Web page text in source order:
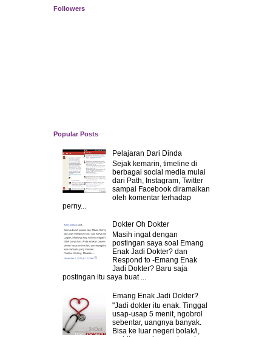
Followers
Popular Posts
Pelajaran Dari Dinda
Sejak kemarin, timeline di
berbagai social media mulai
dari Path, Instagram, Twitter
sampai Facebook diramaikan
oleh komentar terhadap
perny...
Dokter Oh Dokter
Masih ingat dengan
postingan saya soal Emang
Enak Jadi Dokter? dan
Respond to -Emang Enak
Jadi Dokter? Baru saja
postingan itu saya buat ...
Emang Enak Jadi Dokter?
"Jadi dokter itu enak. Tinggal
usap-usap 5 menit, ngobrol
sebentar, uangnya banyak.
Bisa ke luar negeri bolak/i,